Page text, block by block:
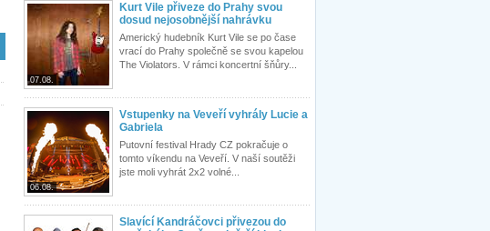
07.08.
Kurt Vile přiveze do Prahy svou
dosud nejosobnější nahrávku
Americký hudebník Kurt Vile se po čase
vrací do Prahy společně se svou kapelou
The Violators. V rámci koncertní šňůry...
06.08.
Vstupenky na Veveří vyhrály Lucie a
Gabriela
Putovní festival Hrady CZ pokračuje o
tomto víkendu na Veveří. V naší soutěži
jste moli vyhrát 2x2 volné...
Slavící Kandráčovci přivezou do